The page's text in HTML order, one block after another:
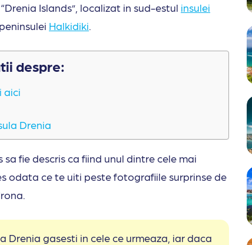
Islands”, localizat in sud-estul insulei
Halkidiki.
despre:
aici
Drenia
fie descris ca fiind unul dintre cele mai
odata ce te uiti peste fotografiile surprinse de
Drenia gasesti in cele ce urmeaza, iar daca